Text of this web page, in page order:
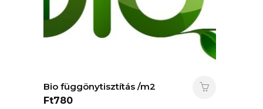
Bio függönytisztítás /m2
Ft780